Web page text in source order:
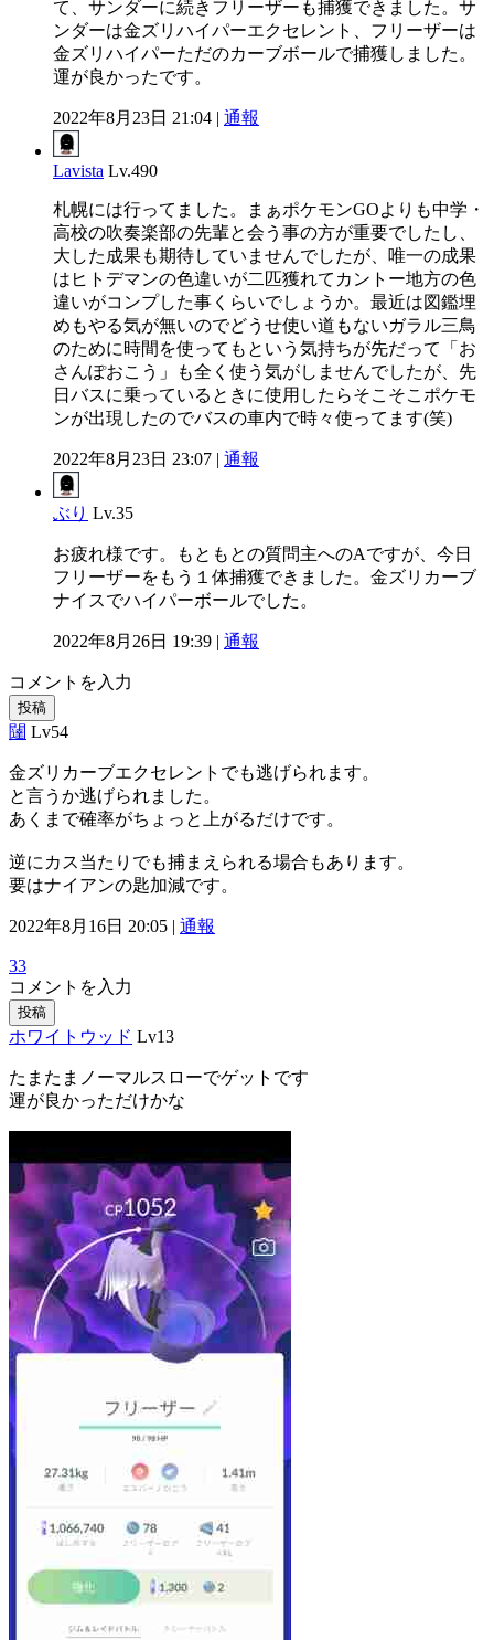
て、サンダーに続きフリーザーも捕獲できました。サ
ンダーは金ズリハイパーエクセレント、フリーザーは
金ズリハイパーただのカーブボールで捕獲しました。
運が良かったです。
2022年8月23日 21:04 | 通報
Lavista Lv.490
札幌には行ってました。まぁポケモンGOよりも中学・
高校の吹奏楽部の先輩と会う事の方が重要でしたし、
大した成果も期待していませんでしたが、唯一の成果
はヒトデマンの色違いが二匹獲れてカントー地方の色
違いがコンプした事くらいでしょうか。最近は図鑑埋
めもやる気が無いのでどうせ使い道もないガラル三鳥
のために時間を使ってもという気持ちが先だって「お
さんぽおこう」も全く使う気がしませんでしたが、先
日バスに乗っているときに使用したらそこそこポケモ
ンが出現したのでバスの車内で時々使ってます(笑)
2022年8月23日 23:07 | 通報
ぶり Lv.35
お疲れ様です。もともとの質問主へのAですが、今日
フリーザーをもう１体捕獲できました。金ズリカーブ
ナイスでハイパーボールでした。
2022年8月26日 19:39 | 通報
コメントを入力
投稿
闥 Lv54
金ズリカーブエクセレントでも逃げられます。
と言うか逃げられました。
あくまで確率がちょっと上がるだけです。
逆にカス当たりでも捕まえられる場合もあります。
要はナイアンの匙加減です。
2022年8月16日 20:05 | 通報
33
コメントを入力
投稿
ホワイトウッド Lv13
たまたまノーマルスローでゲットです
運が良かっただけかな